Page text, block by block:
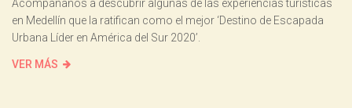
Acompáñanos a descubrir algunas de las experiencias turísticas
en Medellín que la ratifican como el mejor ‘Destino de Escapada
Urbana Líder en América del Sur 2020’.
VER MÁS